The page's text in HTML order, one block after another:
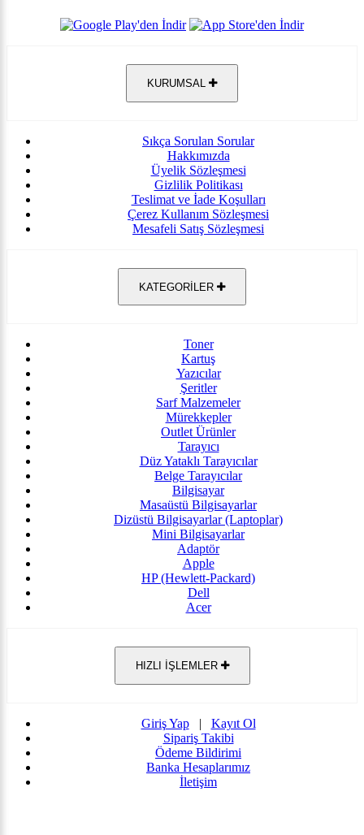
KURUMSAL
Sıkça Sorulan Sorular
Hakkımızda
Üyelik Sözleşmesi
Gizlilik Politikası
Teslimat ve İade Koşulları
Çerez Kullanım Sözleşmesi
Mesafeli Satış Sözleşmesi
KATEGORİLER
Toner
Kartuş
Yazıcılar
Şeritler
Sarf Malzemeler
Mürekkepler
Outlet Ürünler
Tarayıcı
Düz Yataklı Tarayıcılar
Belge Tarayıcılar
Bilgisayar
Masaüstü Bilgisayarlar
Dizüstü Bilgisayarlar (Laptoplar)
Mini Bilgisayarlar
Adaptör
Apple
HP (Hewlett-Packard)
Dell
Acer
HIZLI İŞLEMLER
Giriş Yap| Kayıt Ol
Sipariş Takibi
Ödeme Bildirimi
Banka Hesaplarımız
İletişim